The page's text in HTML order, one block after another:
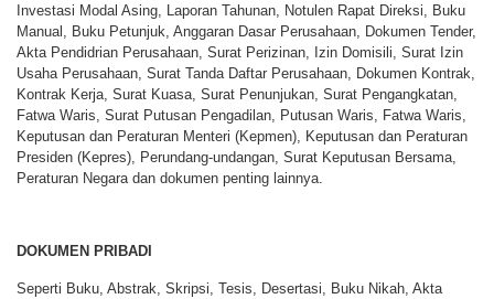
Investasi Modal Asing, Laporan Tahunan, Notulen Rapat Direksi, Buku
Manual, Buku Petunjuk, Anggaran Dasar Perusahaan, Dokumen Tender,
Akta Pendidrian Perusahaan, Surat Perizinan, Izin Domisili, Surat Izin
Usaha Perusahaan, Surat Tanda Daftar Perusahaan, Dokumen Kontrak,
Kontrak Kerja, Surat Kuasa, Surat Penunjukan, Surat Pengangkatan,
Fatwa Waris, Surat Putusan Pengadilan, Putusan Waris, Fatwa Waris,
Keputusan dan Peraturan Menteri (Kepmen), Keputusan dan Peraturan
Presiden (Kepres), Perundang-undangan, Surat Keputusan Bersama,
Peraturan Negara dan dokumen penting lainnya.
DOKUMEN PRIBADI
Seperti Buku, Abstrak, Skripsi, Tesis, Desertasi, Buku Nikah, Akta